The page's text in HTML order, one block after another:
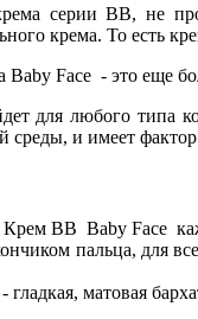
серии BB, не
крема. То есть
Baby Face - это еще
для любого типа
среды, и имеет
Крем BB Baby Face
пальца, для
матовая